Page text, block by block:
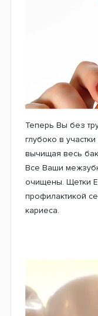
Теперь Вы без
глубоко в
вычищая весь
Все Ваши
очищены. Щетки
профилактикой
кариеса.